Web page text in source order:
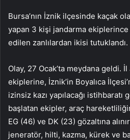
Bursa’nın İznik ilçesinde kaçak
yapan 3 kişi jandarma ekiplerince
edilen zanlılardan ikisi tutuklandı.
Olay, 27 Ocak’ta meydana geldi. İl
ekiplerine, İznik’in Boyalıca
izinsiz kazı yapılacağı
başlatan ekipler, araç
EG (46) ve DK (23) gözaltına
jeneratör, hilti, kazma, kürek ve